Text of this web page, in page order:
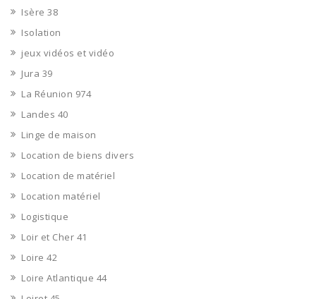
Isère 38
Isolation
jeux vidéos et vidéo
Jura 39
La Réunion 974
Landes 40
Linge de maison
Location de biens divers
Location de matériel
Location matériel
Logistique
Loir et Cher 41
Loire 42
Loire Atlantique 44